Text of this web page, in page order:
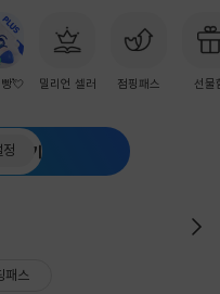
💘 밀리언 셀러 점핑패스 선물
받기
정
패스